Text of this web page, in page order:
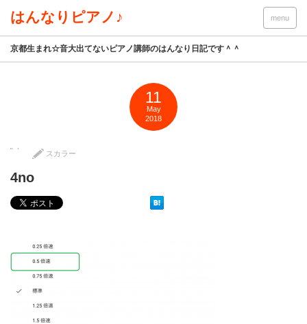
はんなりピアノ♪ menu
京都生まれ☆音大出てないピアノ講師のはんなり日記です＾＾
11
May
2018
スカラー
4no